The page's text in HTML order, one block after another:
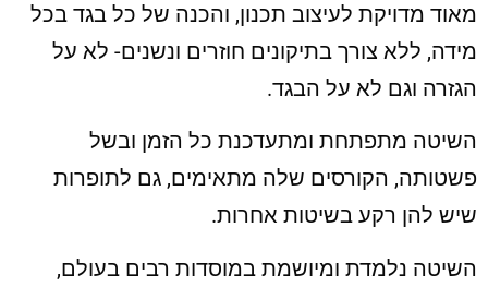
מאוד מדויקת לעיצוב תכנון, והכנה של כל בגד בכל
מידה, ללא צורך בתיקונים חוזרים ונשנים- לא על
הגזרה וגם לא על הבגד.
השיטה מתפתחת ומתעדכנת כל הזמן ובשל
פשטותה, הקורסים שלה מתאימים, גם לתופרות
שיש להן רקע בשיטות אחרות.
השיטה נלמדת ומיושמת במוסדות רבים בעולם,